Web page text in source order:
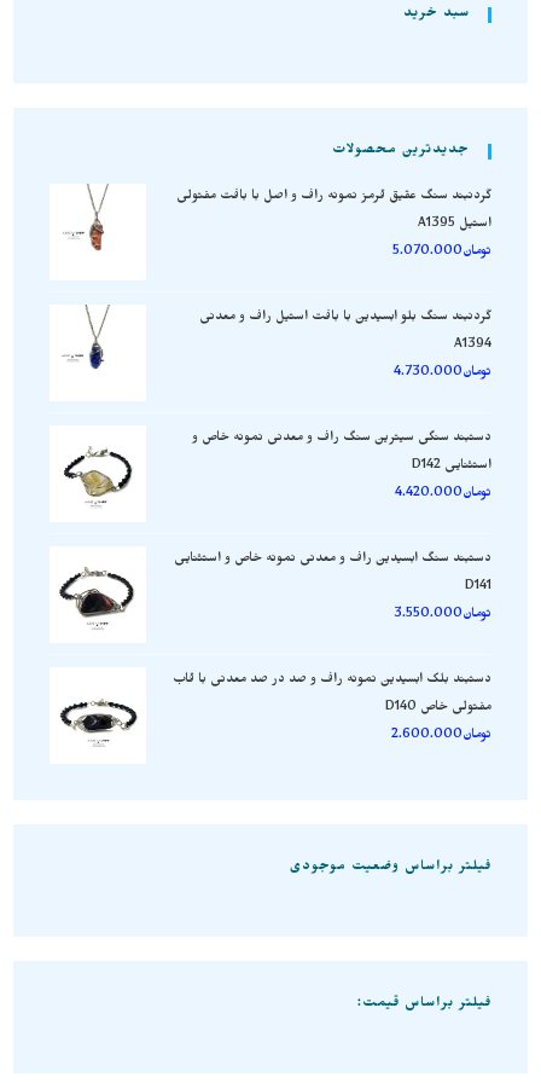
سبد خرید
جدیدترین محصولات
گردنبند سنگ عقیق قرمز نمونه راف و اصل با بافت مفتولی
استیل A1395
تومان5.070.000
گردنبند سنگ بلو ابسیدین با بافت استیل راف و معدنی
A1394
تومان4.730.000
دستبند سنگی سیترین سنگ راف و معدنی نمونه خاص و
استثنایی D142
تومان4.420.000
دستبند سنگ ابسیدین راف و معدنی نمونه خاص و استثنایی
D141
تومان3.550.000
دستبند بلک ابسیدین نمونه راف و صد در صد معدنی با قاب
مفتولی خاص D140
تومان2.600.000
فیلتر براساس وضعیت موجودی
فیلتر براساس قیمت: